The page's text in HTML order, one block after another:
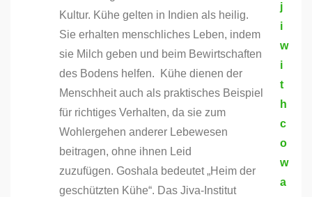
Kultur. Kühe gelten in Indien als heilig.
Sie erhalten menschliches Leben, indem
sie Milch geben und beim Bewirtschaften
des Bodens helfen.
Kühe dienen der
Menschheit auch als praktisches Beispiel
für richtiges Verhalten, da sie zum
Wohlergehen anderer Lebewesen
beitragen, ohne ihnen Leid
zuzufügen. Goshala bedeutet „Heim der
geschützten Kühe“. Das Jiva-Institut